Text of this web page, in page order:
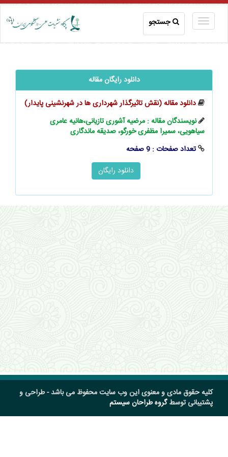
جستجو
دانلود رایگان مقاله
دانلود مقاله (نقش تاثیرگذار شهرداری‌ ها در شهرنشینی پایدار)
نویسندگان مقاله : مرضیه آشوری تازیانی،هانیه عامری
سیاهویی، سمیرا مظفری خورگو، صدیقه ماندگاری
تعداد صفحات : 9 صفحه
کلیه حقوق مادی و معنوی این وب سایت محفوظ می باشد - طراحی و
پشتیبانی توسطگروه طراحان سیستم